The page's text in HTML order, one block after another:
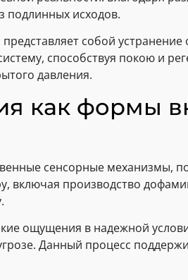
подлинных исходов.
собой
способствуя покою и
давления.
как формы
сенсорные механизмы,
включая производство
ощущения в надежной
Данный процесс